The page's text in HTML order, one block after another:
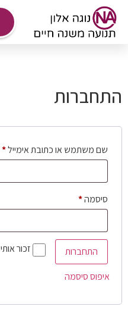
לתוכן
התחברות
שם משתמש או כתובת אימייל*
סיסמה*
זכור אותי
התחברות
איפוס סיסמה